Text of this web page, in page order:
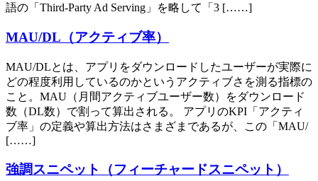
語の「Third-Party Ad Serving」を略して「3 [……]
MAU/DL（アクティブ率）
MAU/DLとは、アプリをダウンロードしたユーザーが実際に
どの程度利用しているのかというアクティブさを測る指標の
こと。MAU（月間アクティブユーザー数）をダウンロード
数（DL数）で割って算出される。 アプリのKPI「アクティ
ブ率」の定義や算出方法はさまざまであるが、この「MAU/
[……]
強調スニペット（フィーチャードスニペット）